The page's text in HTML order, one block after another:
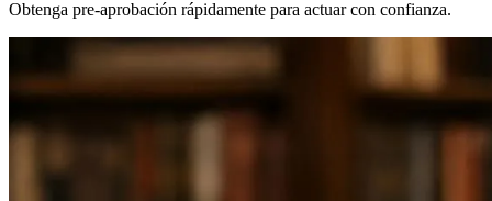
Obtenga pre-aprobación rápidamente para actuar con confianza.